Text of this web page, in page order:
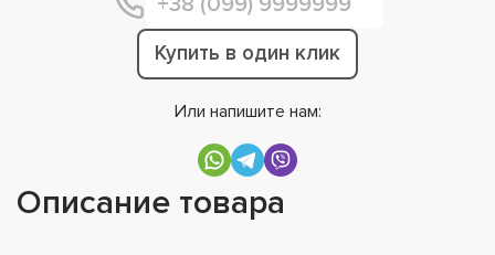
Купить в один клик
Или напишите нам:
Описание товара